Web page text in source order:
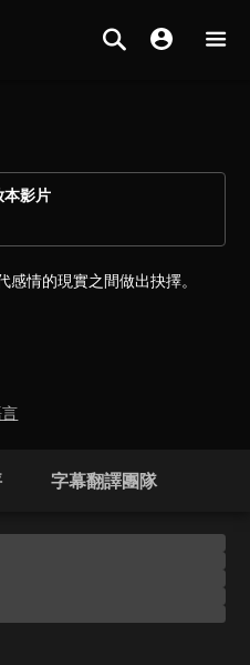
本影片
感情的現實之間做出抉擇。
字幕翻譯團隊